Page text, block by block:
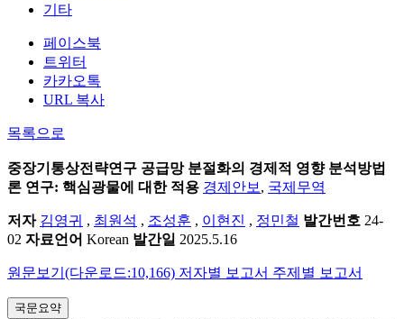
기타
페이스북
트위터
카카오톡
URL 복사
목록으로
중장기통상전략연구 공급망 분절화의 경제적 영향 분석방법
론 연구: 핵심광물에 대한 적용 경제안보 , 국제무역
저자 김영귀 , 최원석 , 조성훈 , 이현진 , 정민철 발간번호 24-
02 자료언어 Korean 발간일 2025.5.16
원문보기(다운로드:10,166) 저자별 보고서 주제별 보고서
국문요약